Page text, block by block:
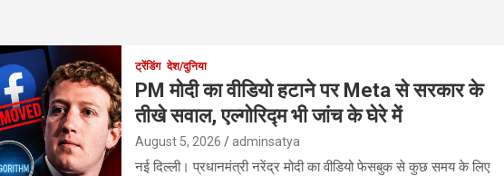
ट्रेंडिंग देश/दुनिया
PM मोदी का वीडियो हटाने पर Meta से सरकार के
तीखे सवाल, एल्गोरिद्म भी जांच के घेरे में
August 5, 2026 adminsatya
नई दिल्ली। प्रधानमंत्री नरेंद्र मोदी का वीडियो फेसबुक से कुछ समय के लिए